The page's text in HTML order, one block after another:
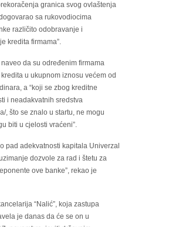
granica svog ovlaštenja
sa rukovodiocima
različito odobravanje i
kredita firmama”.
da su određenim firmama
u ukupnom iznosu većem od
a “koji se zbog kreditne
i neadakvatnih sredstva
, što se znalo u startu, ne mogu
biti u cjelosti vraćeni”.
pad adekvatnosti kapitala Univerzal
dozvole za rad i štetu za
ove banke”, rekao je
“Nalić”, koja zastupa
je danas da će se on u